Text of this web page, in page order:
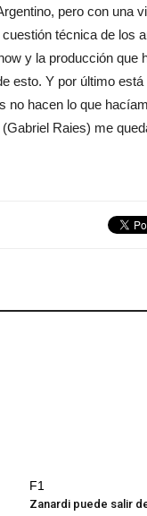
pero con una
técnica de los
y la producción que
esto. Y por último está
no hacen lo que
Raies) me
F1
Zanardi puede salir